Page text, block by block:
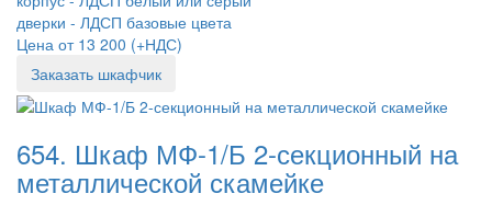
дверки - ЛДСП базовые цвета
Цена от 13 200 (+НДС)
Заказать шкафчик
654. Шкаф МФ-1/Б 2-секционный на
металлической скамейке